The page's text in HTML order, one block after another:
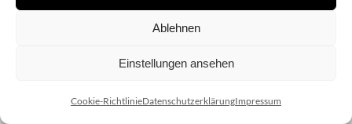
Ablehnen
Einstellungen ansehen
Cookie-RichtlinieDatenschutzerklärungImpressum
Copyright 2020 dieSCHAUsteller.at |Datenschützerklärung|
| Design:www.ARGEntur.at